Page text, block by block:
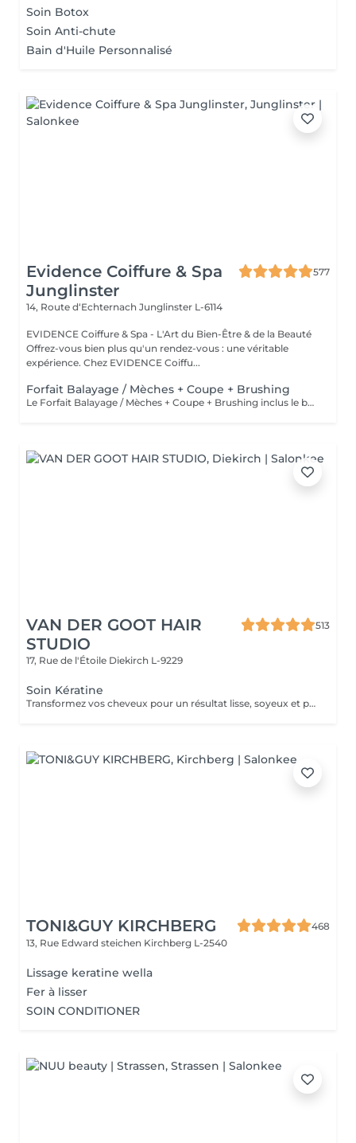
Soin Botox
Soin Anti-chute
Bain d'Huile Personnalisé
Evidence Coiffure & Spa
Junglinster
577
14, Route d‘Echternach Junglinster L-6114
EVIDENCE Coiffure & Spa - L'Art du Bien-Être & de la Beauté
Offrez-vous bien plus qu'un rendez-vous : une véritable
expérience. Chez EVIDENCE Coiffu...
Forfait Balayage / Mèches + Coupe + Brushing
Le Forfait Balayage / Mèches + Coupe + Brushing inclus le balayage, le traitement, la coupe, le brushing, le shampoing et le soin. Le prix pourra varier en fonction de la longueur des cheveux. Pour tout renseignement complémentaire, n'hésitez pas à nous appeler.
VAN DER GOOT HAIR
STUDIO
513
17, Rue de l'Étoile Diekirch L-9229
Soin Kératine
Transformez vos cheveux pour un résultat lisse, soyeux et parfaitement maîtrisé. Notre traitement à la kératine lisse la fibre capillaire, discipline les frisottis et facilite le coiffage, tout en laissant les cheveux doux, brillants et faciles à gérer. Les résultats peuvent durer 3 à 5 mois, pour des cheveux lisses, brillants et faciles à coiffer.
TONI&GUY KIRCHBERG
468
13, Rue Edward steichen Kirchberg L-2540
Lissage keratine wella
Fer à lisser
SOIN CONDITIONER